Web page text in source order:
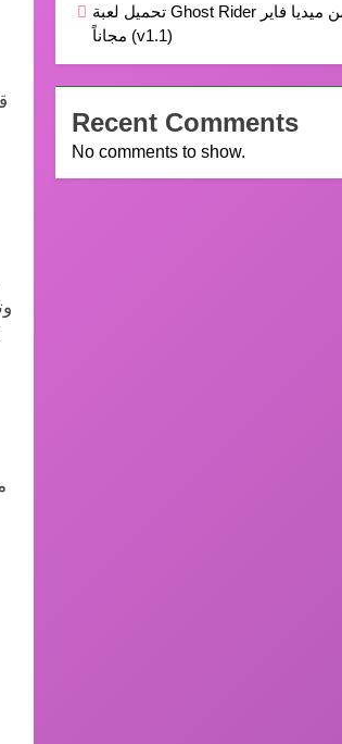
تحميل لعبة Ghost Rider للكمبيوتر من ميديا فاير
مجاناً (v1.1)
Recent Comments
No comments to show.